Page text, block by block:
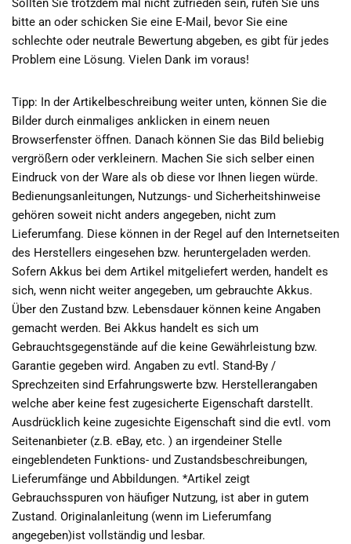
Sollten Sie trotzdem mal nicht zufrieden sein, rufen Sie uns
bitte an oder schicken Sie eine E-Mail, bevor Sie eine
schlechte oder neutrale Bewertung abgeben, es gibt für jedes
Problem eine Lösung. Vielen Dank im voraus!
Tipp: In der Artikelbeschreibung weiter unten, können Sie die
Bilder durch einmaliges anklicken in einem neuen
Browserfenster öffnen. Danach können Sie das Bild beliebig
vergrößern oder verkleinern. Machen Sie sich selber einen
Eindruck von der Ware als ob diese vor Ihnen liegen würde.
Bedienungsanleitungen, Nutzungs- und Sicherheitshinweise
gehören soweit nicht anders angegeben, nicht zum
Lieferumfang. Diese können in der Regel auf den Internetseiten
des Herstellers eingesehen bzw. heruntergeladen werden.
Sofern Akkus bei dem Artikel mitgeliefert werden, handelt es
sich, wenn nicht weiter angegeben, um gebrauchte Akkus.
Über den Zustand bzw. Lebensdauer können keine Angaben
gemacht werden. Bei Akkus handelt es sich um
Gebrauchtsgegenstände auf die keine Gewährleistung bzw.
Garantie gegeben wird. Angaben zu evtl. Stand-By /
Sprechzeiten sind Erfahrungswerte bzw. Herstellerangaben
welche aber keine fest zugesicherte Eigenschaft darstellt.
Ausdrücklich keine zugesichte Eigenschaft sind die evtl. vom
Seitenanbieter (z.B. eBay, etc. ) an irgendeiner Stelle
eingeblendeten Funktions- und Zustandsbeschreibungen,
Lieferumfänge und Abbildungen. *Artikel zeigt
Gebrauchsspuren von häufiger Nutzung, ist aber in gutem
Zustand. Originalanleitung (wenn im Lieferumfang
angegeben)ist vollständig und lesbar.